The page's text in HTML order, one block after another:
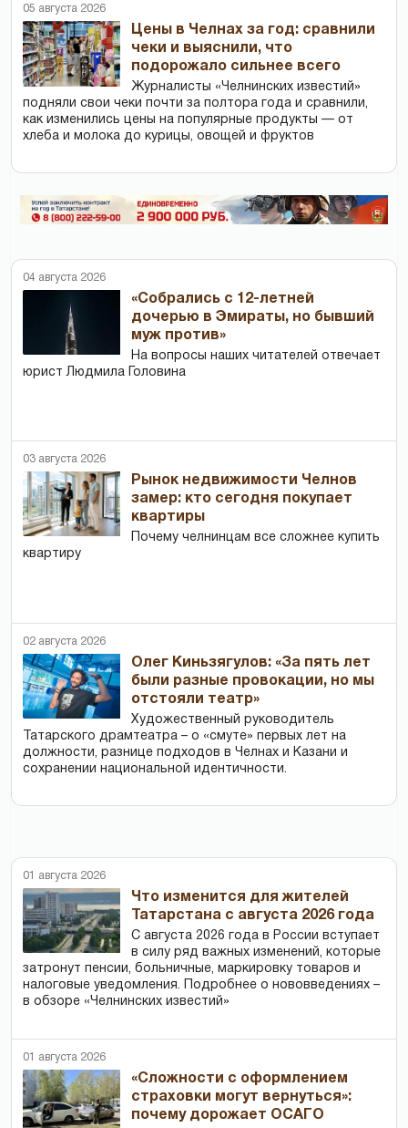
05 августа 2026
Цены в Челнах за год: сравнили
чеки и выяснили, что
подорожало сильнее всего
Журналисты «Челнинских известий»
подняли свои чеки почти за полтора года и сравнили,
как изменились цены на популярные продукты — от
хлеба и молока до курицы, овощей и фруктов
04 августа 2026
«Собрались с 12-летней
дочерью в Эмираты, но бывший
муж против»
На вопросы наших читателей отвечает
юрист Людмила Головина
03 августа 2026
Рынок недвижимости Челнов
замер: кто сегодня покупает
квартиры
Почему челнинцам все сложнее купить
квартиру
02 августа 2026
Олег Киньзягулов: «За пять лет
были разные провокации, но мы
отстояли театр»
Художественный руководитель
Татарского драмтеатра – о «смуте» первых лет на
должности, разнице подходов в Челнах и Казани и
сохранении национальной идентичности.
01 августа 2026
Что изменится для жителей
Татарстана с августа 2026 года
С августа 2026 года в России вступает
в силу ряд важных изменений, которые
затронут пенсии, больничные, маркировку товаров и
налоговые уведомления. Подробнее о нововведениях –
в обзоре «Челнинских известий»
01 августа 2026
«Сложности с оформлением
страховки могут вернуться»:
почему дорожает ОСАГО